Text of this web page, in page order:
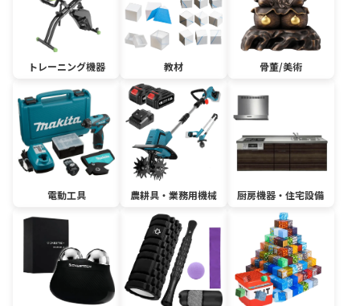
トレーニング機器 教材 骨董/美術
電動工具 農耕具・業務用機械 厨房機器・住宅設備